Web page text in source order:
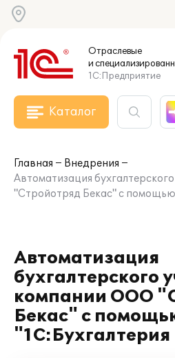
Отраслевые
и
1С:Предприятие
Каталог
Главная
Внедрения
Автоматизация
"Стройотряд Бекас" с
Автоматизация
бухгалтерского
компании ООО
Бекас" с
"1С:Бухгалтерия